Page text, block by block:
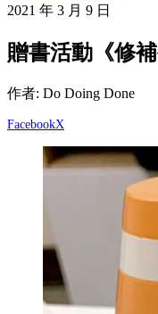
2021 年 3 月 9 日
贈書活動《修補
作者: Do Doing Done
FacebookX